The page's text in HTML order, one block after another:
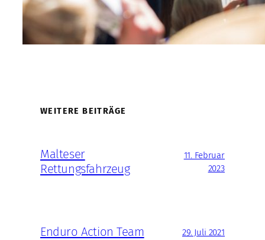
WEITERE BEITRÄGE
Malteser
Rettungsfahrzeug
11. Februar
2023
Enduro Action Team 29. Juli 2021